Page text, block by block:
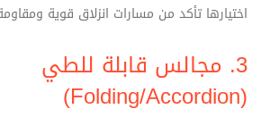
اختيارها تأكد من مسارات انزلاق قوية ومقاومة
3. مجالس قابلة للطي
(Folding/Accordion)